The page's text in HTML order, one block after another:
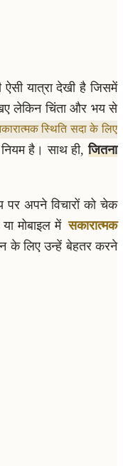
यात्रा देखी है जिसमें
लेकिन चिंता और भय से
स्थिति सदा के लिए
नियम है। साथ ही,जितना
पर अपने विचारों को चेक
मोबाइल में सकारात्मक
के लिए उन्हें बेहतर करने